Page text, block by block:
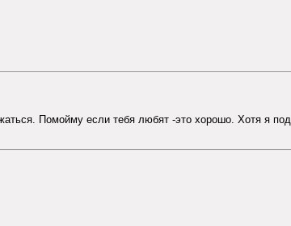
Помойму если тебя любят -это хорошо. Хотя я